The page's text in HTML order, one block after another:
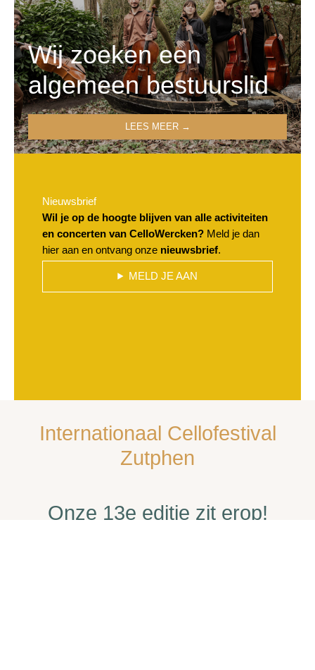
Wij zoeken een
algemeen bestuurslid
LEES MEER →
Nieuwsbrief
Wil je op de hoogte blijven van alle activiteiten
en concerten van CelloWercken? Meld je dan
hier aan en ontvang onze nieuwsbrief.
MELD JE AAN
Internationaal Cellofestival
Zutphen
Onze 13e editie zit erop!